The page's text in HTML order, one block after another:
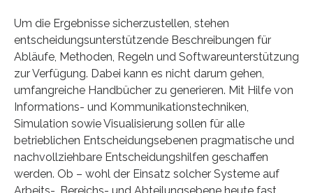
Um die Ergebnisse sicherzustellen, stehen
entscheidungsunterstützende Beschreibungen für
Abläufe, Methoden, Regeln und Softwareunterstützung
zur Verfügung. Dabei kann es nicht darum gehen,
umfangreiche Handbücher zu generieren. Mit Hilfe von
Informations- und Kommunikationstechniken,
Simulation sowie Visualisierung sollen für alle
betrieblichen Entscheidungsebenen pragmatische und
nachvollziehbare Entscheidungshilfen geschaffen
werden. Ob – wohl der Einsatz solcher Systeme auf
Arbeits-, Bereichs- und Abteilungsebene heute fast